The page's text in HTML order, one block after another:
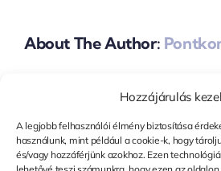
Hozzájárulás
A legjobb felhasználói élmény biztosítása
használunk, mint például a cookie-k, hogy
és/vagy hozzáférjünk azokhoz. Ezen
lehetővé teszi számunkra, hogy ezen az
About The Author:
Hagyj Üzenetet
You must belogged into post a